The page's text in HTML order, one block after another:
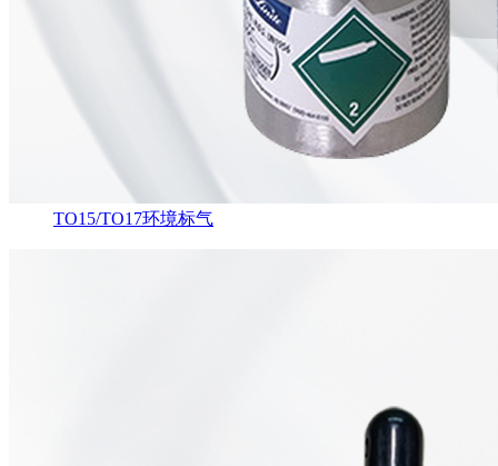
TO15/TO17环境标气